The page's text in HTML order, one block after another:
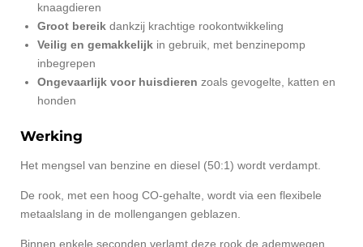
knaagdieren
Groot bereik dankzij krachtige rookontwikkeling
Veilig en gemakkelijk in gebruik, met benzinepomp
inbegrepen
Ongevaarlijk voor huisdieren zoals gevogelte, katten en
honden
Werking
Het mengsel van benzine en diesel (50:1) wordt verdampt.
De rook, met een hoog CO-gehalte, wordt via een flexibele
metaalslang in de mollengangen geblazen.
Binnen enkele seconden verlamt deze rook de ademwegen,